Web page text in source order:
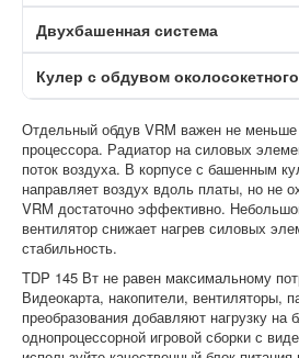
Двухбашенная система
Кулер с обдувом
Отдельный обдув VRM важен не
процессора. Радиатор на силовых
поток воздуха. В корпусе с башенным
направляет воздух вдоль платы, но не
VRM достаточно эффективно.
вентилятор снижает нагрев силовых
стабильность.
TDP 145 Вт не равен максимальному
Видеокарта, накопители, вентиляторы,
преобразования добавляют нагрузку на
однопроцессорной игровой сборки с